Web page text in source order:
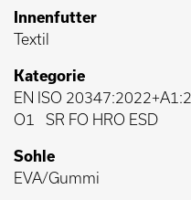
Innenfutter
Textil
Kategorie
EN ISO
O1
SR FO HRO ESD
Sohle
EVA/Gummi